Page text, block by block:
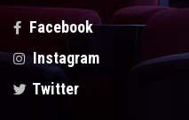
Facebook
Instagram
Twitter